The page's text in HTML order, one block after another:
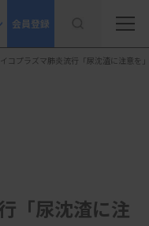
会員登録
コプラズマ肺炎流行「尿沈渣に注意を」
「尿沈渣に注